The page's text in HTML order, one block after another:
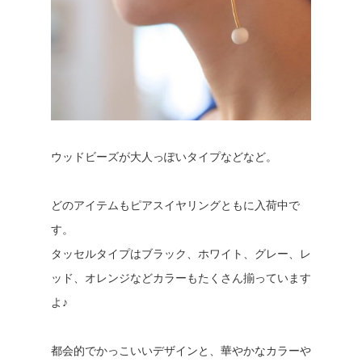
ウッドビーズが大人っぽいタイプなどなど。
どのアイテムもピアスイヤリングともに入荷中で
す。
タッセルタイプはブラック、ホワイト、グレー、レ
ッド、オレンジなどカラーもたくさん揃っています
よ♪
都会的でかっこいいデザインと、華やかなカラーや